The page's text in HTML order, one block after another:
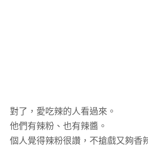
對了，愛吃辣的人看過來。
他們有辣粉、也有辣醬。
個人覺得辣粉很讚，不搶戲又夠香